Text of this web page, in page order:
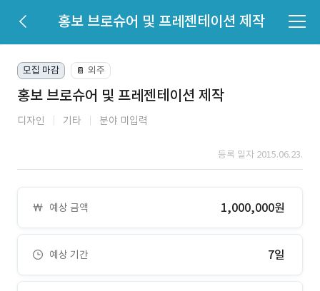
홍보 브로슈어 및 프레젠테이션 제작
모집 마감 📔 외주
홍보 브로슈어 및 프레젠테이션 제작
디자인 기타 분야 미입력
등록 일자 2015.06.23.
예상 금액 1,000,000원
예상 기간 7일